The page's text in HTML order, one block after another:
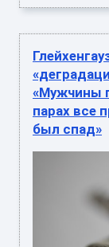
«Мужчины
парах все
был спад»